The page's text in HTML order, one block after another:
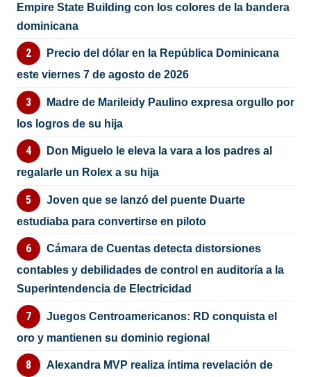
Empire State Building con los colores de la bandera
dominicana
Precio del dólar en la República Dominicana
este viernes 7 de agosto de 2026
Madre de Marileidy Paulino expresa orgullo por
los logros de su hija
Don Miguelo le eleva la vara a los padres al
regalarle un Rolex a su hija
Joven que se lanzó del puente Duarte
estudiaba para convertirse en piloto
Cámara de Cuentas detecta distorsiones
contables y debilidades de control en auditoría a la
Superintendencia de Electricidad
Juegos Centroamericanos: RD conquista el
oro y mantienen su dominio regional
Alexandra MVP realiza íntima revelación de